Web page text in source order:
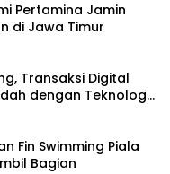
Pertamina Jamin
di Jawa Timur
Transaksi Digital
dengan Teknologi
Fin Swimming Piala
Bagian